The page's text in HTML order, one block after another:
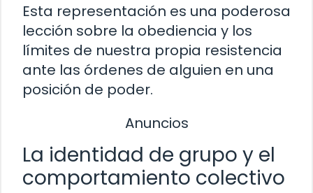
Esta representación es una poderosa
lección sobre la obediencia y los
límites de nuestra propia resistencia
ante las órdenes de alguien en una
posición de poder.
Anuncios
La identidad de grupo y el
comportamiento colectivo